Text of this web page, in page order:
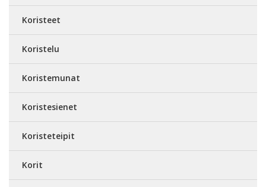
Koristeet
Koristelu
Koristemunat
Koristesienet
Koristeteipit
Korit